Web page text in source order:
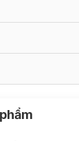
Giấc mộng